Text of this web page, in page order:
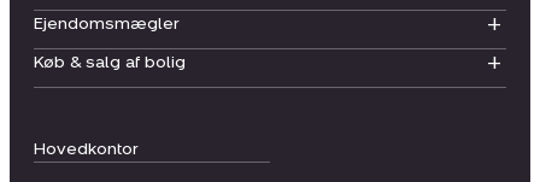
Hovedkontor
Ejendomsmægler
Køb & salg af bolig